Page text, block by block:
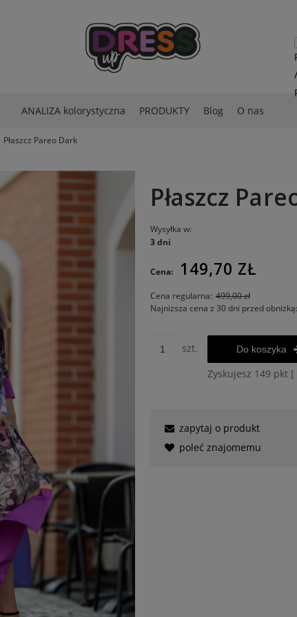
ANALIZA kolorystyczna PRODUKTY Blog O nas
Płaszcz Pareo Dark
Płaszcz
Wysyłka w:
3 dni
Cena: 149,70 ZŁ
Cena regularna: 499,00 zł
Najniższa cena z 30 dni przed
Jeżeli produkt jest sprzedawany
30 dni, wyświetlana jest najniższa
momentu, kiedy produkt
szt. Do koszyka
Zyskujesz 149 pkt [
zapytaj o produkt
poleć znajomemu